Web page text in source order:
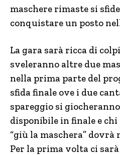
maschere rimaste si
conquistare un posto
La gara sarà ricca di
sveleranno altre due
nella prima parte del
sfida finale ove i due
spareggio si
disponibile in finale e
“giù la maschera”
Per la prima volta ci